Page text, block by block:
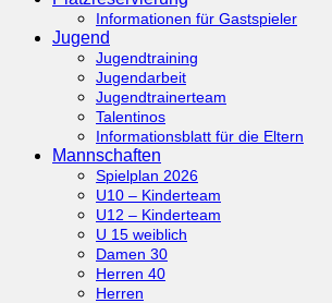
Informationen für Gastspieler
Jugend
Jugendtraining
Jugendarbeit
Jugendtrainerteam
Talentinos
Informationsblatt für die Eltern
Mannschaften
Spielplan 2026
U10 – Kinderteam
U12 – Kinderteam
U 15 weiblich
Damen 30
Herren 40
Herren